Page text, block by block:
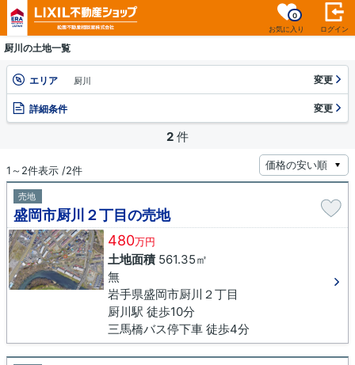
お気に入り
0
ログイン
厨川の土地一覧
エリア 厨川 変更
詳細条件 変更
2 件
1～2件表示 /2件
売地
盛岡市厨川２丁目の売地
480万円
土地面積561.35㎡
無
岩手県盛岡市厨川２丁目
厨川駅 徒歩10分
三馬橋バス停下車 徒歩4分